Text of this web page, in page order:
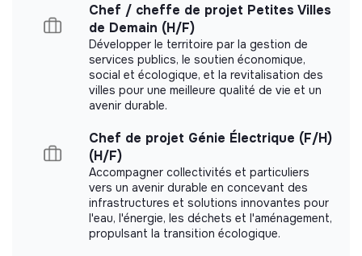
Did not yet add a transparency document.
Chef / cheffe de projet Petites Villes
de Demain (H/F)
Développer le territoire par la gestion de
services publics, le soutien économique,
social et écologique, et la revitalisation des
villes pour une meilleure qualité de vie et un
avenir durable.
Chef de projet Génie Électrique (F/H)
(H/F)
Accompagner collectivités et particuliers
vers un avenir durable en concevant des
infrastructures et solutions innovantes pour
l'eau, l'énergie, les déchets et l'aménagement,
propulsant la transition écologique.